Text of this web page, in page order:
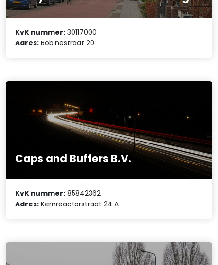
KvK nummer: 30117000
Adres: Bobinestraat 20
Caps and Buffers B.V.
KvK nummer: 85842362
Adres: Kernreactorstraat 24 A